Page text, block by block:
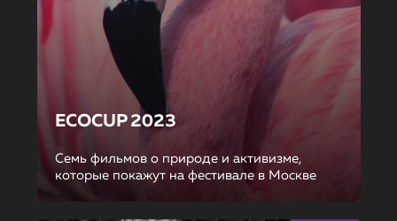
ECOCUP 2023
Семь фильмов о природе и активизме,
которые покажут на фестивале в Москве